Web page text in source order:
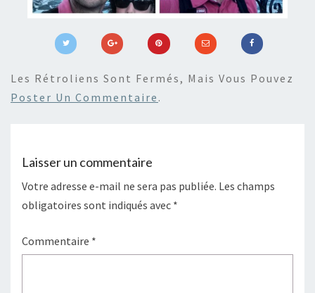
Les Rétroliens Sont Fermés, Mais Vous Pouvez
Poster Un Commentaire .
Laisser un commentaire
Votre adresse e-mail ne sera pas publiée. Les champs
obligatoires sont indiqués avec *
Commentaire *